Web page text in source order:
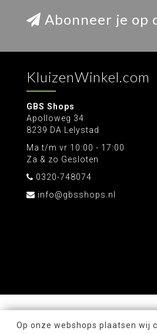
Abonneer je op
KluizenWinkel.com
GBS Shops
Apolloweg 34
8239 DA Lelystad
Ma t/m vr 10:00 - 17:00
Za & zo Gesloten
0320-748074
info@gbsshops.nl
Op onze webshops plaatsen wij